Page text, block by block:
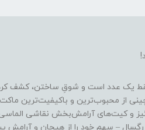
یک عدد است و شوقِ ساختن، کشف
از محبوب‌ترین و باکیفیت‌ترین
و کیت‌های آرامش‌بخش نقاشی الماسی
– سهم خود را از هیجان و آرامش